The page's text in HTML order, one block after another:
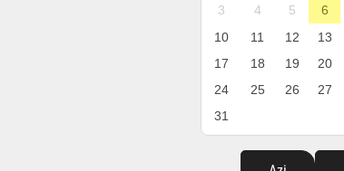
3
4 5 6
10
11 12 13
17
18 19 20
24
25 26 27
31